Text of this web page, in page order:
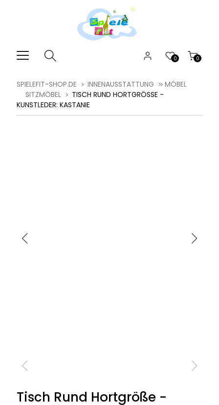
0
0
SPIELEFIT-SHOP.DE INNENAUSSTATTUNG
MÖBEL
SITZMÖBEL
TISCH RUND HORTGRÖSSE - K
UNSTLEDER: KASTANIE
Tisch Rund Hortgröße -